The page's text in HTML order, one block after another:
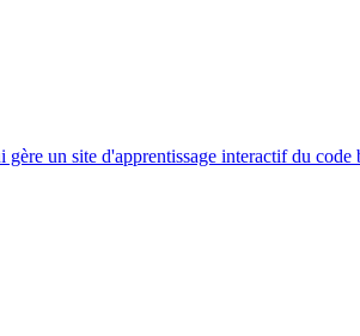
un site d'apprentissage interactif du